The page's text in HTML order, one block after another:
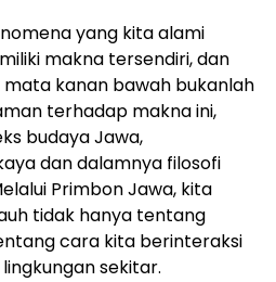
yang kita alami
makna tersendiri, dan
kanan bawah bukanlah
terhadap makna ini,
budaya Jawa,
dan dalamnya filosofi
Primbon Jawa, kita
tidak hanya tentang
cara kita berinteraksi
sekitar.